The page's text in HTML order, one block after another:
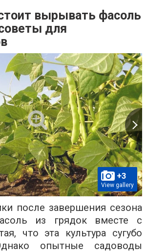
вырывать фасоль
для
+3
View gallery
после завершения сезона
из грядок вместе с
что эта культура сугубо
опытные садоводы